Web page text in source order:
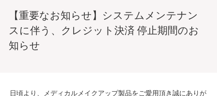
【重要なお知らせ】システムメンテナン
スに伴う、クレジット決済 停止期間のお
知らせ
日頃より、メディカルメイクアップ製品をご愛用頂き誠にありが